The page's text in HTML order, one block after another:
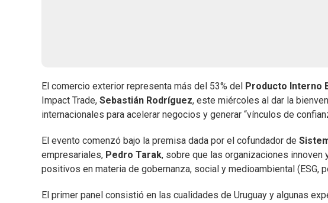
El comercio exterior representa más del 53% del Producto Interno
Impact Trade, Sebastián Rodríguez, este miércoles al dar la
internacionales para acelerar negocios y generar “vínculos de
El evento comenzó bajo la premisa dada por el cofundador de
empresariales, Pedro Tarak, sobre que las organizaciones
positivos en materia de gobernanza, social y medioambiental (ESG,
El primer panel consistió en las cualidades de Uruguay y algunas